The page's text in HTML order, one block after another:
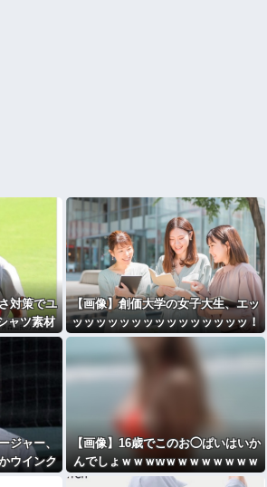
対策でユ
ャツ素材
【画像】創価大学の女子大生、エッ
ッッッッッッッッッッッッッッッ！
ジャー、
ウインク
う
【画像】16歳でこのお◯ぱいはいか
んでしょｗｗｗwｗｗｗｗｗｗｗｗ